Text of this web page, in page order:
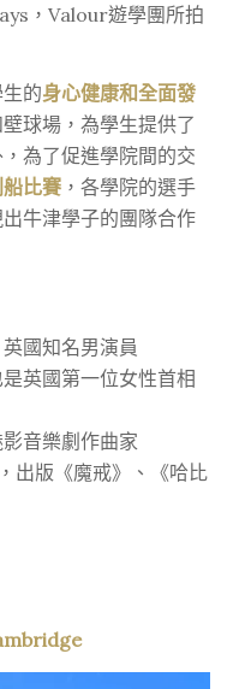
，Valour遊學團所拍
的身心健康和全面發
球場，為學生提供了
為了促進學院間的交
比賽，各學院的選手
牛津學子的團隊合作
國知名男演員
英國第一位女性首相
音樂劇作曲家
出版《魔戒》、《哈比